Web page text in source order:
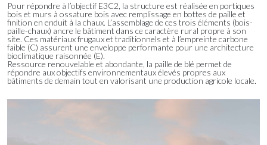
Pour répondre à l’objectif E3C2, la structure est réalisée en portiques
bois et murs à ossature bois avec remplissage en bottes de paille et
finition en enduit à la chaux. L’assemblage de ces trois éléments (bois-
paille-chaux) ancre le bâtiment dans ce caractère rural propre à son
site. Ces matériaux frugaux et traditionnels et à l’empreinte carbone
faible (C) assurent une enveloppe performante pour une architecture
bioclimatique raisonnée (E).
Ressource renouvelable et abondante, la paille de blé permet de
répondre aux objectifs environnementaux élevés propres aux
bâtiments de demain tout en valorisant une production agricole locale.